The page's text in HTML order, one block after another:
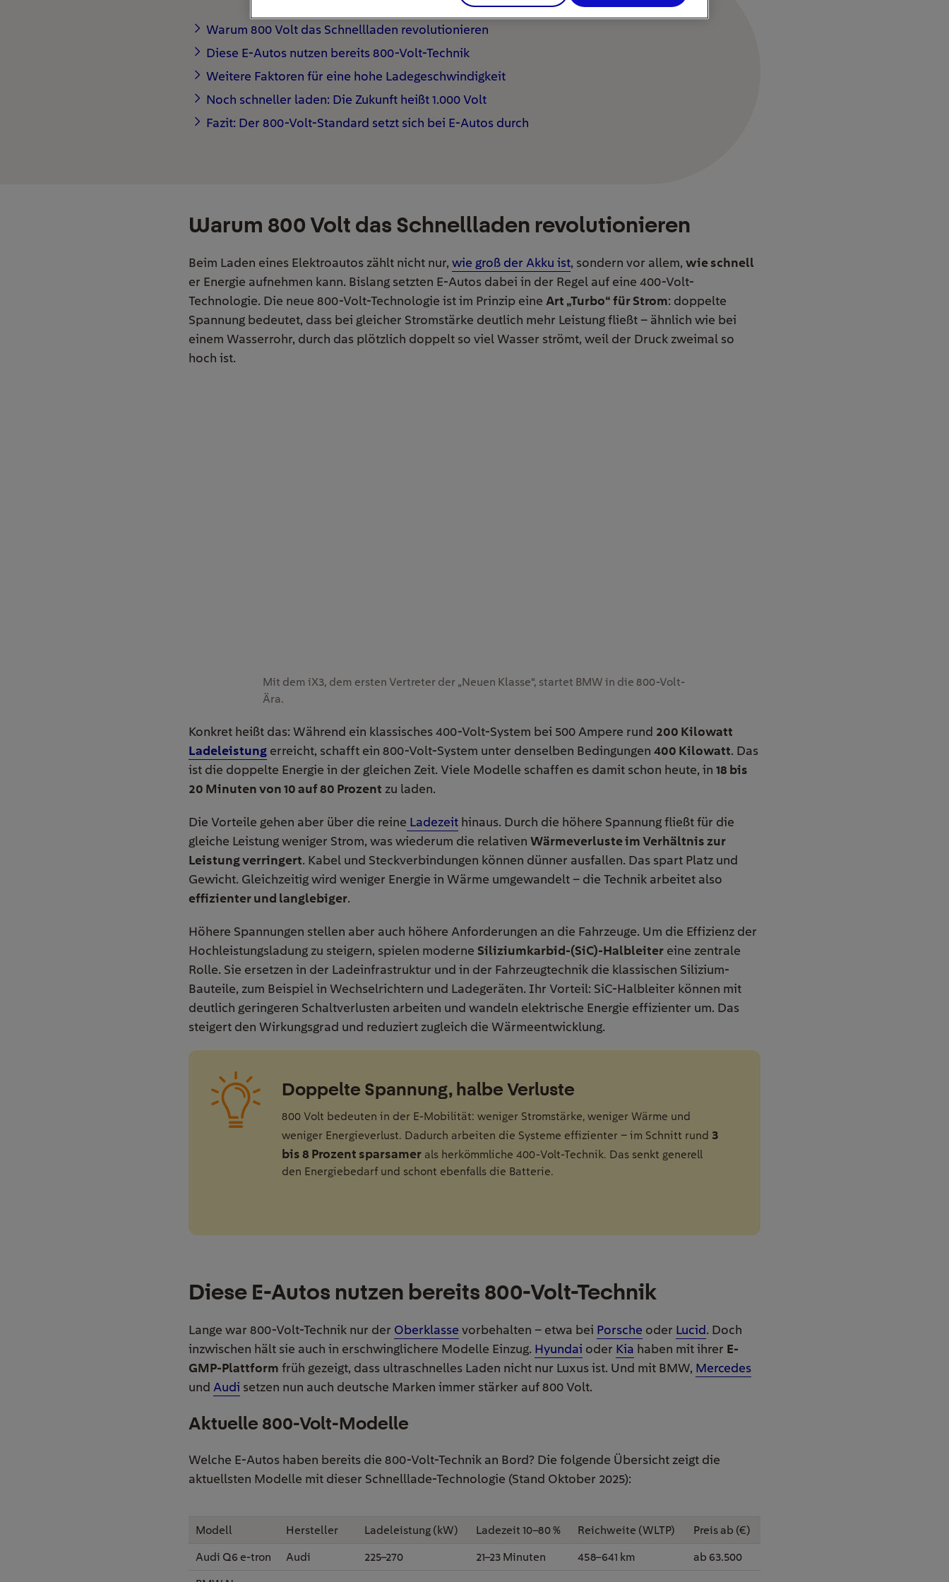
Warum 800 Volt das Schnellladen revolutionieren
Diese E-Autos nutzen bereits 800-Volt-Technik
Weitere Faktoren für eine hohe Ladegeschwindigkeit
Noch schneller laden: Die Zukunft heißt 1.000 Volt
Fazit: Der 800-Volt-Standard setzt sich bei E-Autos durch
Warum 800 Volt das Schnellladen revolutionieren
Beim Laden eines Elektroautos zählt nicht nur, wie groß der Akku ist, sondern vor allem, wie schnell
er Energie aufnehmen kann. Bislang setzten E-Autos dabei in der Regel auf eine 400-Volt-
Technologie. Die neue 800-Volt-Technologie ist im Prinzip eine Art „Turbo“ für Strom: doppelte
Spannung bedeutet, dass bei gleicher Stromstärke deutlich mehr Leistung fließt – ähnlich wie bei
einem Wasserrohr, durch das plötzlich doppelt so viel Wasser strömt, weil der Druck zweimal so
hoch ist.
Mit dem iX3, dem ersten Vertreter der „Neuen Klasse“, startet BMW in die 800-Volt-
Ära.
Konkret heißt das: Während ein klassisches 400-Volt-System bei 500 Ampere rund 200 Kilowatt
Ladeleistung erreicht, schafft ein 800-Volt-System unter denselben Bedingungen 400 Kilowatt. Das
ist die doppelte Energie in der gleichen Zeit. Viele Modelle schaffen es damit schon heute, in 18 bis
20 Minuten von 10 auf 80 Prozent zu laden.
Die Vorteile gehen aber über die reine Ladezeit hinaus. Durch die höhere Spannung fließt für die
gleiche Leistung weniger Strom, was wiederum die relativen Wärmeverluste im Verhältnis zur
Leistung verringert. Kabel und Steckverbindungen können dünner ausfallen. Das spart Platz und
Gewicht. Gleichzeitig wird weniger Energie in Wärme umgewandelt – die Technik arbeitet also
effizienter und langlebiger.
Höhere Spannungen stellen aber auch höhere Anforderungen an die Fahrzeuge. Um die Effizienz der
Hochleistungsladung zu steigern, spielen moderne Siliziumkarbid-(SiC)-Halbleiter eine zentrale
Rolle. Sie ersetzen in der Ladeinfrastruktur und in der Fahrzeugtechnik die klassischen Silizium-
Bauteile, zum Beispiel in Wechselrichtern und Ladegeräten. Ihr Vorteil: SiC-Halbleiter können mit
deutlich geringeren Schaltverlusten arbeiten und wandeln elektrische Energie effizienter um. Das
steigert den Wirkungsgrad und reduziert zugleich die Wärmeentwicklung.
Doppelte Spannung, halbe Verluste
800 Volt bedeuten in der E-Mobilität: weniger Stromstärke, weniger Wärme und
weniger Energieverlust. Dadurch arbeiten die Systeme effizienter – im Schnitt rund 3
bis 8 Prozent sparsamer als herkömmliche 400-Volt-Technik. Das senkt generell
den Energiebedarf und schont ebenfalls die Batterie.
Diese E-Autos nutzen bereits 800-Volt-Technik
Lange war 800-Volt-Technik nur der Oberklasse vorbehalten – etwa bei Porsche oder Lucid. Doch
inzwischen hält sie auch in erschwinglichere Modelle Einzug. Hyundai oder Kia haben mit ihrer E-
GMP-Plattform früh gezeigt, dass ultraschnelles Laden nicht nur Luxus ist. Und mit BMW, Mercedes
und Audi setzen nun auch deutsche Marken immer stärker auf 800 Volt.
Aktuelle 800-Volt-Modelle
Welche E-Autos haben bereits die 800-Volt-Technik an Bord? Die folgende Übersicht zeigt die
aktuellsten Modelle mit dieser Schnelllade-Technologie (Stand Oktober 2025):
Modell Hersteller Ladeleistung (kW) Ladezeit 10–80 % Reichweite (WLTP)
Preis ab (€)
Audi Q6 e-tron
Audi 225–270 21–23 Minuten 458–641 km
ab 63.500